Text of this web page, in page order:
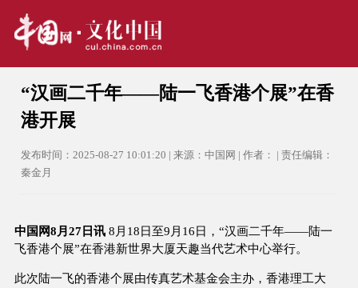
“汉画二千年——陆一飞香港个展”在香
港开展
发布时间：2025-08-27 10:01:20 | 来源：中国网 | 作者： | 责任编辑：
秦金月
中国网8月27日讯 8月18日至9月16日，“汉画二千年——陆一
飞香港个展”在香港新世界大厦天趣当代艺术中心举行。
此次陆⼀飞的香港个展由传真艺术基⾦会主办，香港理工大